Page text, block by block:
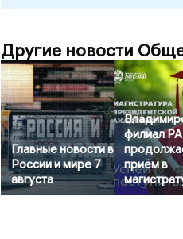
Другие новости
Главные новости в
России и мире 7
августа
филиал
приём в